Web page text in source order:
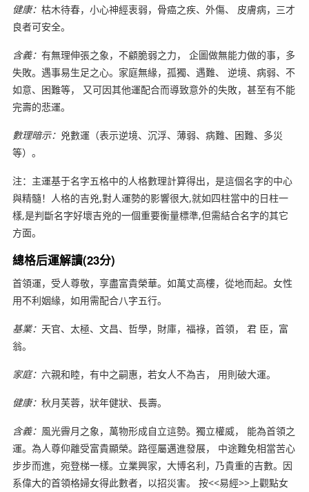
健康： 枯木待春，小心神經衷弱，骨癌之疾、外傷、 皮膚病，三才
良者可安全。
含義： 有無理伸張之象，不顧脆弱之力， 企圖做無能力做的事，多
失敗。遇事易生足之心。家庭無緣，孤獨、遇難、 逆境、病弱、不
如意、困難等， 又可因其他運配合而導致意外的失敗，甚至有不能
完壽的悲運。
數理暗示： 兇數運（表示逆境、沉浮、薄弱、病難、困難、多災
等）。
注：主運基于名字五格中的人格數理計算得出，是這個名字的中心
與精髓！人格的吉兇,對人運勢的影響很大,就如四柱當中的日柱一
樣,是判斷名字好壞吉兇的一個重要衡量標準,但需結合名字的其它
方面。
總格后運解讀(23分)
首領運，受人尊敬，享盡富貴榮華。如萬丈高樓，從地而起。女性
用不利姻緣，如用需配合八字五行。
基業： 天官、太極、文昌、哲學，財庫，福祿，首領， 君 臣，富
翁。
家庭： 六親和睦，有中之嗣惠，若女人不為吉， 用則破大運。
健康： 秋月芙蓉，狀年健狀、長壽。
含義： 風光霽月之象，萬物形成自立這勢。獨立權威， 能為首領之
運。為人尊仰離受富貴顯榮。路徑屬邁進發展， 中途難免相當苦心
步步而進，宛登梯一樣。立業興家，大博名利，乃貴重的吉數。因
系偉大的首領格婦女得此數者，以招災害。 按<<易經>>上觀點女